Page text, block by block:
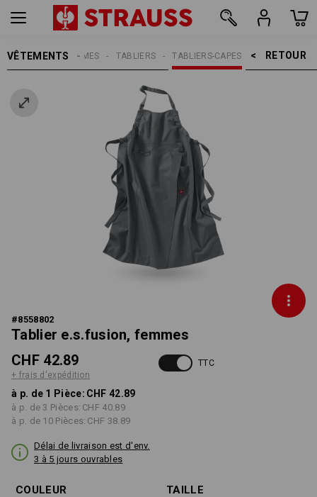
VÊTEMENTS RETOUR    >
TABLIERS-CAPES
TABLIERS
FEMMES
#8558802
Tablier e.s.fusion, femmes
CHF 42.89
+ frais d'expédition
TTC
à p. de 1 Pièce: CHF 42.89
à p. de 3 Pièces: CHF 40.89
à p. de 10 Pièces: CHF 38.89
Délai de livraison est d'env.
3 à 5 jours ouvrables
COULEUR TAILLE